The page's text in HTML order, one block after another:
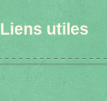
Liens utiles